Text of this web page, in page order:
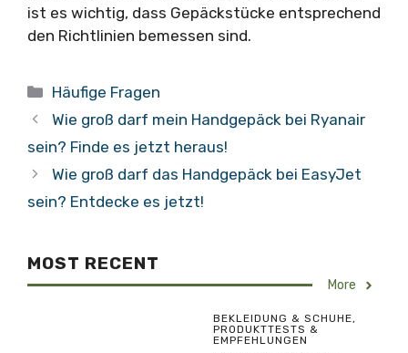
ist es wichtig, dass Gepäckstücke entsprechend
den Richtlinien bemessen sind.
Kategorien
Häufige Fragen
Wie groß darf mein Handgepäck bei Ryanair
sein? Finde es jetzt heraus!
Wie groß darf das Handgepäck bei EasyJet
sein? Entdecke es jetzt!
MOST RECENT
More
BEKLEIDUNG & SCHUHE,
PRODUKTTESTS &
EMPFEHLUNGEN